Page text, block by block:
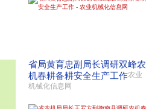
省局黄育忠副局长调研双峰农
机春耕备耕安全生产工作农业
机械化信息网